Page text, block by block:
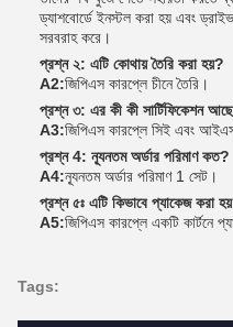
ড্যাশবোর্ডে ইনস্টল করা হয় এবং
সরবরাহ করে।
প্রশ্ন ২: এটি কোথায় তৈরি করা হয়?
A2:জিপিএস কারপ্লে চীনে তৈরি।
প্রশ্ন ৩: এর কী কী সার্টিফিকেশন
A3:জিপিএস কারপ্লে সিই এবং
প্রশ্ন 4: ন্যূনতম অর্ডার পরিমাণ কত?
A4:ন্যূনতম অর্ডার পরিমাণ 1 সেট।
প্রশ্ন ৫ঃ এটি কিভাবে প্যাকেজ করা
A5:জিপিএস কারপ্লে একটি কার্টনে
Tags: